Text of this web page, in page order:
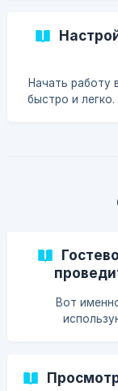
Начать работу
быстро и
Вот